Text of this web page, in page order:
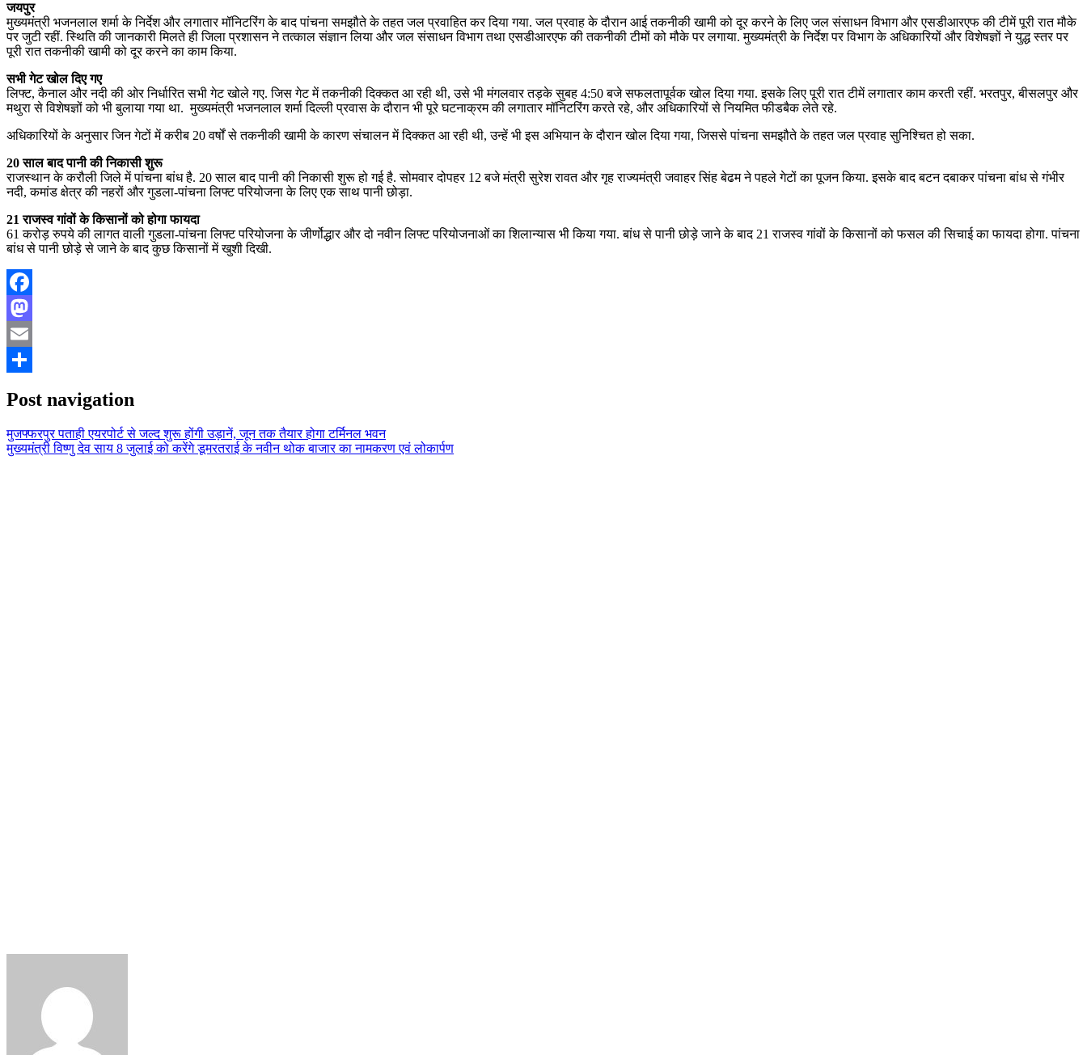
जयपुर
मुख्यमंत्री भजनलाल शर्मा के निर्देश और लगातार मॉनिटरिंग के बाद पांचना समझौते के तहत जल प्रवाहित कर दिया गया. जल प्रवाह के दौरान आई तकनीकी खामी को दूर करने के लिए जल संसाधन विभाग और एसडीआरएफ की टीमें पूरी रात मौके
पर जुटी रहीं. स्थिति की जानकारी मिलते ही जिला प्रशासन ने तत्काल संज्ञान लिया और जल संसाधन विभाग तथा एसडीआरएफ की तकनीकी टीमों को मौके पर लगाया. मुख्यमंत्री के निर्देश पर विभाग के अधिकारियों और विशेषज्ञों ने युद्ध स्तर पर
पूरी रात तकनीकी खामी को दूर करने का काम किया.
सभी गेट खोल दिए गए
लिफ्ट, कैनाल और नदी की ओर निर्धारित सभी गेट खोले गए. जिस गेट में तकनीकी दिक्कत आ रही थी, उसे भी मंगलवार तड़के सुबह 4:50 बजे सफलतापूर्वक खोल दिया गया. इसके लिए पूरी रात टीमें लगातार काम करती रहीं. भरतपुर, बीसलपुर और
मथुरा से विशेषज्ञों को भी बुलाया गया था. मुख्यमंत्री भजनलाल शर्मा दिल्ली प्रवास के दौरान भी पूरे घटनाक्रम की लगातार मॉनिटरिंग करते रहे, और अधिकारियों से नियमित फीडबैक लेते रहे.
अधिकारियों के अनुसार जिन गेटों में करीब 20 वर्षों से तकनीकी खामी के कारण संचालन में दिक्कत आ रही थी, उन्हें भी इस अभियान के दौरान खोल दिया गया, जिससे पांचना समझौते के तहत जल प्रवाह सुनिश्चित हो सका.
20 साल बाद पानी की निकासी शुरू
राजस्थान के करौली जिले में पांचना बांध है. 20 साल बाद पानी की निकासी शुरू हो गई है. सोमवार दोपहर 12 बजे मंत्री सुरेश रावत और गृह राज्यमंत्री जवाहर सिंह बेढम ने पहले गेटों का पूजन किया. इसके बाद बटन दबाकर पांचना बांध से गंभीर
नदी, कमांड क्षेत्र की नहरों और गुडला-पांचना लिफ्ट परियोजना के लिए एक साथ पानी छोड़ा.
21 राजस्व गांवों के किसानों को होगा फायदा
61 करोड़ रुपये की लागत वाली गुडला-पांचना लिफ्ट परियोजना के जीर्णोद्धार और दो नवीन लिफ्ट परियोजनाओं का शिलान्यास भी किया गया. बांध से पानी छोड़े जाने के बाद 21 राजस्व गांवों के किसानों को फसल की सिचाई का फायदा होगा. पांचना
बांध से पानी छोड़े से जाने के बाद कुछ किसानों में खुशी दिखी.
Facebook
Mastodon
Email
Post navigation
मुजफ्फरपुर पताही एयरपोर्ट से जल्द शुरू होंगी उड़ानें, जून तक तैयार होगा टर्मिनल भवन
मुख्यमंत्री विष्णु देव साय 8 जुलाई को करेंगे डूमरतराई के नवीन थोक बाजार का नामकरण एवं लोकार्पण